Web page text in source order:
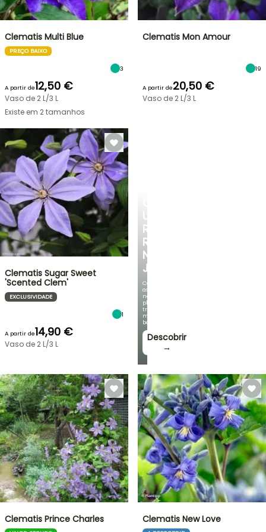
UM
RECANTO
REFRESCANTE
NO
JARDIM
Com
as
nossas
plantas
trepadeiras
mais
bonitas!
Descobrir
→
Clematis Multi Blue
PREÇO BAIXO
3
A partir de12,50 €
Vaso de 2 L/3 L
Existe em 2 tamanhos
Clematis Mon Amour
19
A partir de20,50 €
Vaso de 2 L/3 L
Clematis Sugar Sweet
'Scented Clem'
EXCLUSIVIDADE
1
A partir de14,90 €
Vaso de 2 L/3 L
Clematis Prince Charles Clematis New Love